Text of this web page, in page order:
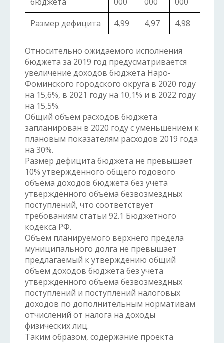
Размер дефицита
4,99 4,97 4,98
Относительно ожидаемого исполнения
бюджета за 2019 год предусматривается
увеличение доходов бюджета Наро-
Фоминского городского округа в 2020 году
на 15,6%, в 2021 году на 10,1% и в 2022 году
на 15,5%.
Общий объём расходов бюджета
запланирован в 2020 году с уменьшением к
плановым показателям расходов 2019 года
на 30%.
Размер дефицита бюджета не превышает
10% утверждённого общего годового
объёма доходов бюджета без учёта
утверждённого объёма безвозмездных
поступлений, что соответствует
требованиям статьи 92.1 Бюджетного
кодекса РФ.
Объем планируемого верхнего предела
муниципального долга не превышает
предлагаемый к утверждению общий
объем доходов бюджета без учета
утвержденного объема безвозмездных
поступлений и поступлений налоговых
доходов по дополнительным нормативам
отчислений от налога на доходы
физических лиц.
Таким образом, содержание проекта